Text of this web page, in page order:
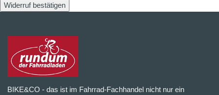
Widerruf bestätigen
BIKE&CO - das ist im Fahrrad-Fachhandel nicht nur ein